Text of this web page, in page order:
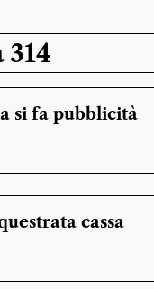
si fa pubblicità
cassa